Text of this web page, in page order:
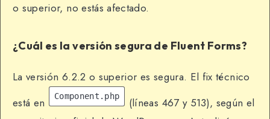
o superior, no estás afectado.
¿Cuál es la versión segura de Fluent Forms?
La versión 6.2.2 o superior es segura. El fix técnico
está en
Component.php
(líneas 467 y 513), según el